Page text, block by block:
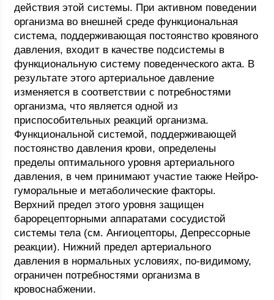
действия этой системы. При активном поведении
организма во внешней среде функциональная
система, поддерживающая постоянство кровяного
давления, входит в качестве подсистемы в
функциональную систему поведенческого акта. В
результате этого артериальное давление
изменяется в соответствии с потребностями
организма, что является одной из
приспособительных реакций организма.
Функциональной системой, поддерживающей
постоянство давления крови, определены
пределы оптимального уровня артериального
давления, в чем принимают участие также Нейро-
гуморальные и метаболические факторы.
Верхний предел этого уровня защищен
барорецепторными аппаратами сосудистой
системы тела (см. Ангиоцепторы, Депрессорные
реакции). Нижний предел артериального
давления в нормальных условиях, по-видимому,
ограничен потребностями организма в
кровоснабжении.